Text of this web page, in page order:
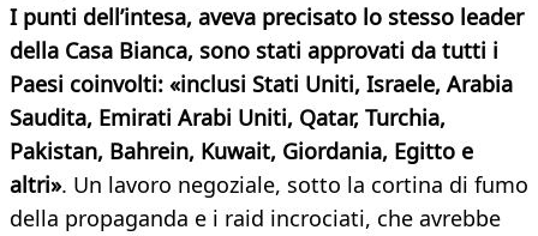
I punti dell’intesa, aveva precisato lo stesso leader
della Casa Bianca, sono stati approvati da tutti i
Paesi coinvolti: «inclusi Stati Uniti, Israele, Arabia
Saudita, Emirati Arabi Uniti, Qatar, Turchia,
Pakistan, Bahrein, Kuwait, Giordania, Egitto e
altri». Un lavoro negoziale, sotto la cortina di fumo
della propaganda e i raid incrociati, che avrebbe